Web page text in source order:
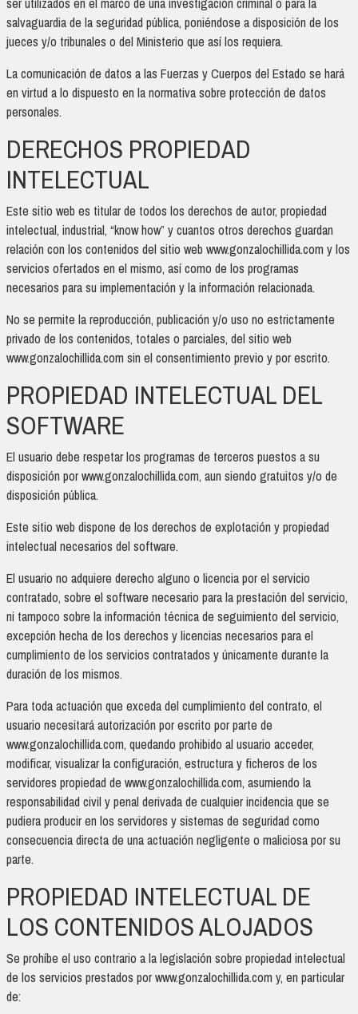
salvaguardia de la seguridad pública, poniéndose a disposición de los
jueces y/o tribunales o del Ministerio que así los requiera.
La comunicación de datos a las Fuerzas y Cuerpos del Estado se hará
en virtud a lo dispuesto en la normativa sobre protección de datos
personales.
DERECHOS PROPIEDAD
INTELECTUAL
Este sitio web es titular de todos los derechos de autor, propiedad
intelectual, industrial, “know how” y cuantos otros derechos guardan
relación con los contenidos del sitio web www.gonzalochillida.com y los
servicios ofertados en el mismo, así como de los programas
necesarios para su implementación y la información relacionada.
No se permite la reproducción, publicación y/o uso no estrictamente
privado de los contenidos, totales o parciales, del sitio web
www.gonzalochillida.com sin el consentimiento previo y por escrito.
PROPIEDAD INTELECTUAL DEL
SOFTWARE
El usuario debe respetar los programas de terceros puestos a su
disposición por www.gonzalochillida.com, aun siendo gratuitos y/o de
disposición pública.
Este sitio web dispone de los derechos de explotación y propiedad
intelectual necesarios del software.
El usuario no adquiere derecho alguno o licencia por el servicio
contratado, sobre el software necesario para la prestación del servicio,
ni tampoco sobre la información técnica de seguimiento del servicio,
excepción hecha de los derechos y licencias necesarios para el
cumplimiento de los servicios contratados y únicamente durante la
duración de los mismos.
Para toda actuación que exceda del cumplimiento del contrato, el
usuario necesitará autorización por escrito por parte de
www.gonzalochillida.com, quedando prohibido al usuario acceder,
modificar, visualizar la configuración, estructura y ficheros de los
servidores propiedad de www.gonzalochillida.com, asumiendo la
responsabilidad civil y penal derivada de cualquier incidencia que se
pudiera producir en los servidores y sistemas de seguridad como
consecuencia directa de una actuación negligente o maliciosa por su
parte.
PROPIEDAD INTELECTUAL DE
LOS CONTENIDOS ALOJADOS
Se prohíbe el uso contrario a la legislación sobre propiedad intelectual
de los servicios prestados por www.gonzalochillida.com y, en particular
de: